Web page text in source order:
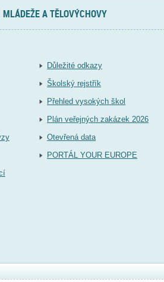
A TĚLOVÝCHOVY
Důležité odkazy
Školský rejstřík
Přehled vysokých škol
Plán veřejných zakázek 2026
Otevřená data
PORTÁL YOUR EUROPE